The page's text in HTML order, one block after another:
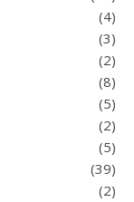
(4)
(3)
(2)
(8)
(5)
(2)
(5)
(39)
(2)